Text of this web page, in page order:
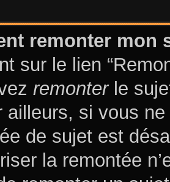
remonter mon
sur le lien
remonterle
ailleurs, si vous
de sujet est
la remontée